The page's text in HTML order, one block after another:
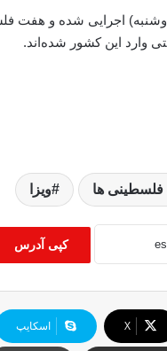
اجرایی شده و هفت
وارد این کشور شده‌اند.
فلسطینی ها ویزا
کپی آدرس
X اسکایپ